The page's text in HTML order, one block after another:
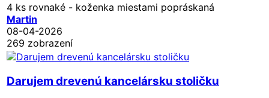
4 ks rovnaké - koženka miestami popráskaná
Martin
08-04-2026
269 zobrazení
Darujem drevenú kancelársku stoličku